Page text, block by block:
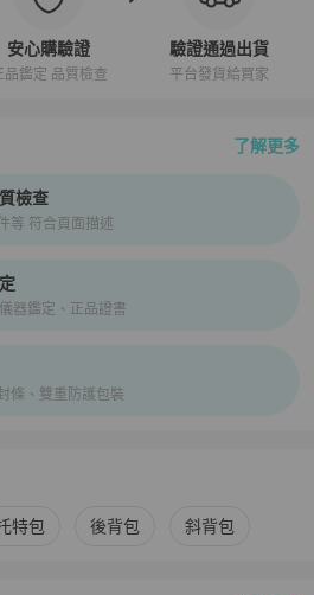
安心購驗證
品鑑定 品質檢查
驗證通過出貨
平台發貨給買家
了解更多
安心購檢驗流程介紹
檢查
等 符合頁面描述
器鑑定、正品證書
條、雙重防護包裝
商品推薦
特包 後背包 斜背包